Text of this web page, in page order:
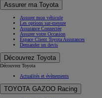
Assurer ma Toyota
Assurer mon véhicule
Les options sur-mesure
Assurance Connectée
Assurer votre Occasion
Espace Client Toyota Assurances
Demander un devis
Découvrez Toyota
Découvrez Toyota
Actualités et évènements
TOYOTA GAZOO Racing